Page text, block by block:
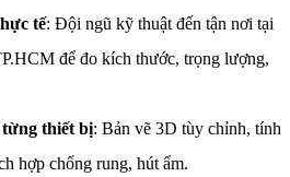
tế: Đội ngũ kỹ thuật đến tận nơi tại
để đo kích thước, trọng lượng,
thiết bị: Bản vẽ 3D tùy chỉnh, tính
hợp chống rung, hút ẩm.